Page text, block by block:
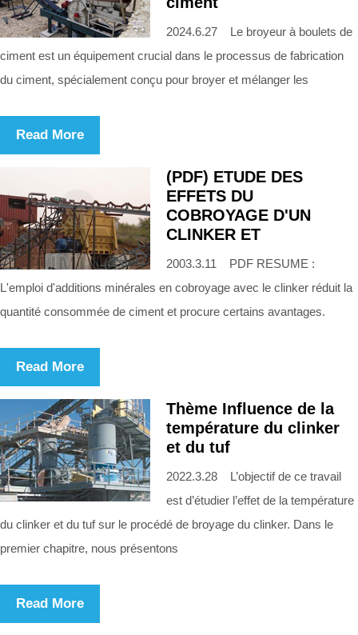
2024.6.27 Le broyeur à boulets de
ciment est un équipement crucial dans le processus de fabrication
du ciment, spécialement conçu pour broyer et mélanger les
Read More
(PDF) ETUDE DES
EFFETS DU
COBROYAGE D'UN
CLINKER ET
2003.3.11 PDF RESUME :
L'emploi d'additions minérales en cobroyage avec le clinker réduit la
quantité consommée de ciment et procure certains avantages.
Read More
Thème Influence de la
température du clinker
et du tuf
2022.3.28 L’objectif de ce travail
est d’étudier l’effet de la température
du clinker et du tuf sur le procédé de broyage du clinker. Dans le
premier chapitre, nous présentons
Read More